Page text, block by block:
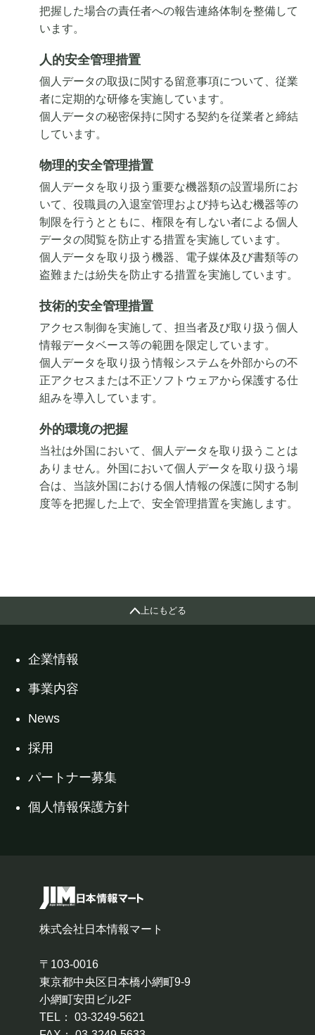
把握した場合の責任者への報告連絡体制を整備して
います。
人的安全管理措置
個人データの取扱に関する留意事項について、従業
者に定期的な研修を実施しています。
個人データの秘密保持に関する契約を従業者と締結
しています。
物理的安全管理措置
個人データを取り扱う重要な機器類の設置場所にお
いて、役職員の入退室管理および持ち込む機器等の
制限を行うとともに、権限を有しない者による個人
データの閲覧を防止する措置を実施しています。
個人データを取り扱う機器、電子媒体及び書類等の
盗難または紛失を防止する措置を実施しています。
技術的安全管理措置
アクセス制御を実施して、担当者及び取り扱う個人
情報データベース等の範囲を限定しています。
個人データを取り扱う情報システムを外部からの不
正アクセスまたは不正ソフトウェアから保護する仕
組みを導入しています。
外的環境の把握
当社は外国において、個人データを取り扱うことは
ありません。外国において個人データを取り扱う場
合は、当該外国における個人情報の保護に関する制
度等を把握した上で、安全管理措置を実施します。
上にもどる
企業情報
事業内容
News
採用
パートナー募集
個人情報保護方針
株式会社日本情報マート
〒103-0016
東京都中央区日本橋小網町9-9
小網町安田ビル2F
TEL： 03-3249-5621